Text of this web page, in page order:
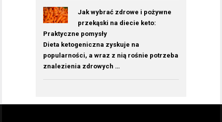
Jak wybrać zdrowe i pożywne
przekąski na diecie keto:
Praktyczne pomysły
Dieta ketogeniczna zyskuje na
popularności, a wraz z nią rośnie potrzeba
znalezienia zdrowych …